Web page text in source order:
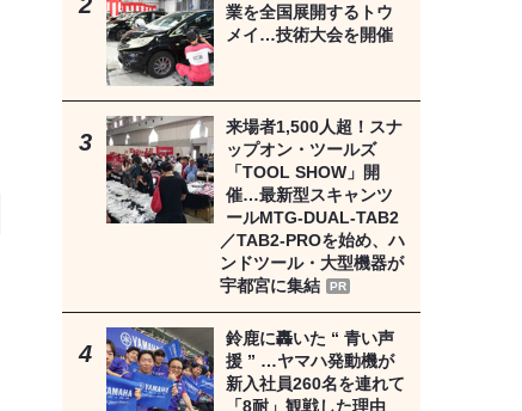
業を全国展開するトウ
メイ…技術大会を開催
来場者1,500人超！スナ
ップオン・ツールズ
「TOOL SHOW」開
催…最新型スキャンツ
ールMTG-DUAL-TAB2
／TAB2-PROを始め、ハ
ンドツール・大型機器が
宇都宮に集結
PR
鈴鹿に轟いた “ 青い声
援 ” …ヤマハ発動機が
新入社員260名を連れて
「8耐」観戦した理由